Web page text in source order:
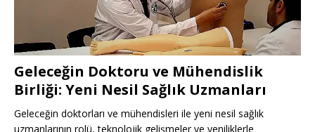
Geleceğin Doktoru ve Mühendislik
Birliği: Yeni Nesil Sağlık Uzmanları
Geleceğin doktorları ve mühendisleri ile yeni nesil sağlık
uzmanlarının rolü, teknolojik gelişmeler ve yeniliklerle